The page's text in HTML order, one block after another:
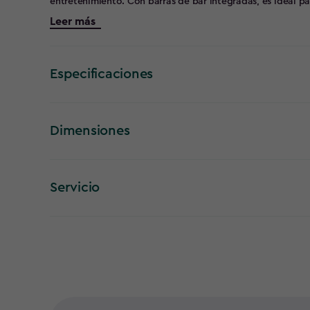
resistentes barandillas añaden comodidad y flexibilidad
amigos. Fabricada con resina resistente a la intemperie y
Leer más
Especificaciones
Dimensiones
Servicio